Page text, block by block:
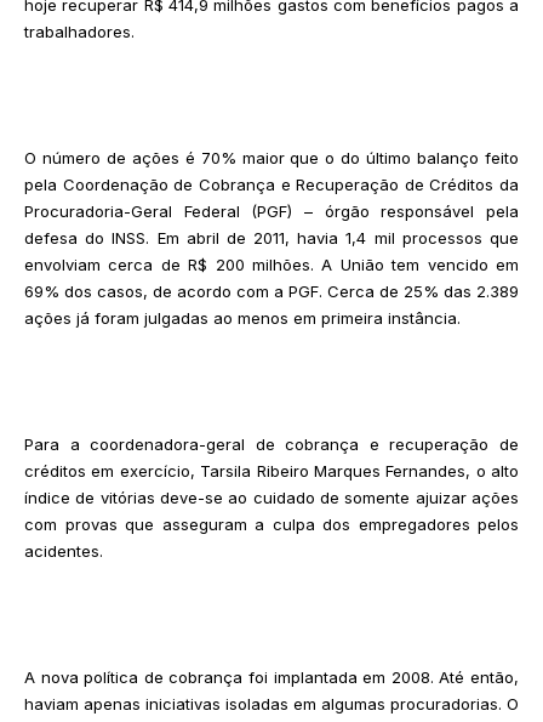
hoje recuperar R$ 414,9 milhões gastos com benefícios pagos a
trabalhadores.
O número de ações é 70% maior que o do último balanço feito
pela Coordenação de Cobrança e Recuperação de Créditos da
Procuradoria-Geral Federal (PGF) – órgão responsável pela
defesa do INSS. Em abril de 2011, havia 1,4 mil processos que
envolviam cerca de R$ 200 milhões. A União tem vencido em
69% dos casos, de acordo com a PGF. Cerca de 25% das 2.389
ações já foram julgadas ao menos em primeira instância.
Para a coordenadora-geral de cobrança e recuperação de
créditos em exercício, Tarsila Ribeiro Marques Fernandes, o alto
índice de vitórias deve-se ao cuidado de somente ajuizar ações
com provas que asseguram a culpa dos empregadores pelos
acidentes.
A nova política de cobrança foi implantada em 2008. Até então,
haviam apenas iniciativas isoladas em algumas procuradorias. O